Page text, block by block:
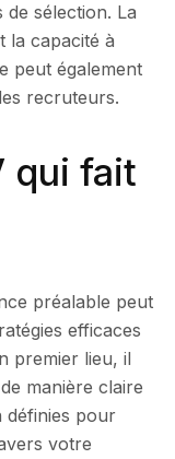
sélection. La
la capacité à
peut également
recruteurs.
qui fait
préalable peut
efficaces
premier lieu, il
manière claire
définies pour
votre